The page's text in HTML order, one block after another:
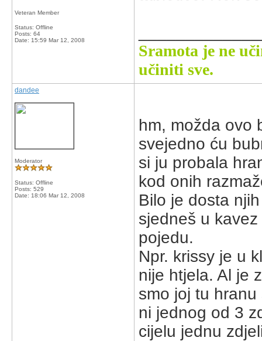
Veteran Member
Status: Offline
Posts: 64
Date: 15:59 Mar 12, 2008
Sramota je ne
učiniti sve.
dandee
Moderator
Status: Offline
Posts: 529
Date: 18:06 Mar 12, 2008
hm, možda ovo
svejedno ću
si ju probala
kod onih
Bilo je dosta
sjedneš u
pojedu.
Npr. krissy je u
nije htjela. Al je
smo joj tu
ni jednog od 3
cijelu jednu